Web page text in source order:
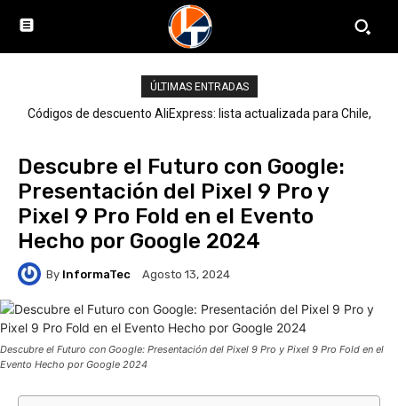
ÚLTIMAS ENTRADAS
Códigos de descuento AliExpress: lista actualizada para Chile,
Descubre el Futuro con Google:
Presentación del Pixel 9 Pro y
Pixel 9 Pro Fold en el Evento
Hecho por Google 2024
By InformaTec Agosto 13, 2024
Descubre el Futuro con Google: Presentación del Pixel 9 Pro y Pixel 9 Pro Fold en el
Evento Hecho por Google 2024